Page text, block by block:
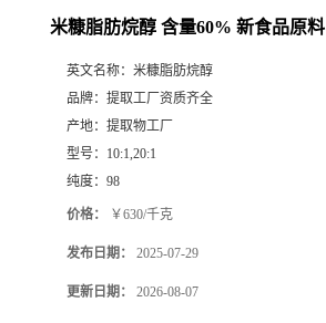
米糠脂肪烷醇 含量60% 新食品原料
英文名称： 米糠脂肪烷醇
品牌： 提取工厂资质齐全
产地： 提取物工厂
型号： 10:1,20:1
纯度： 98
价格： ￥630/千克
发布日期： 2025-07-29
更新日期： 2026-08-07